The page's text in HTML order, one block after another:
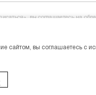
вы соглашаетесь на
сайтом, вы соглашаетесь с